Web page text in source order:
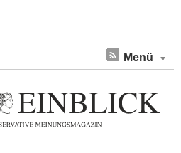
Menü